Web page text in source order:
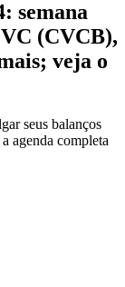
semana
(CVCB),
veja o
seus balanços
agenda completa